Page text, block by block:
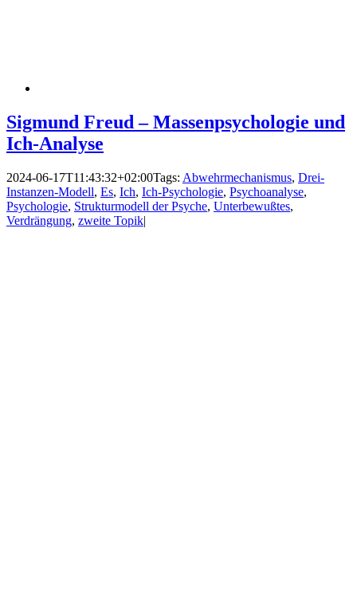
Sigmund Freud – Massenpsychologie und
Ich-Analyse
2024-06-17T11:43:32+02:00Tags: Abwehrmechanismus, Drei-
Instanzen-Modell, Es, Ich, Ich-Psychologie, Psychoanalyse,
Psychologie, Strukturmodell der Psyche, Unterbewußtes,
Verdrängung, zweite Topik|